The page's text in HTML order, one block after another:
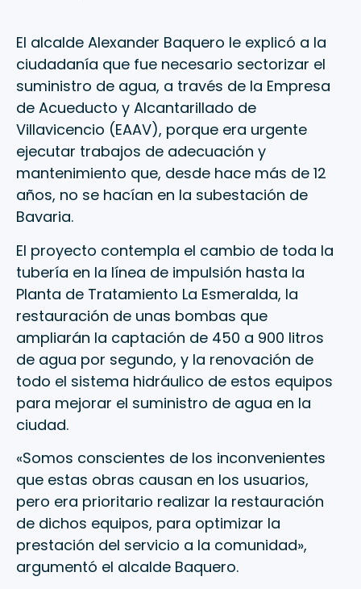
El alcalde Alexander Baquero le explicó a la
ciudadanía que fue necesario sectorizar el
suministro de agua, a través de la Empresa
de Acueducto y Alcantarillado de
Villavicencio (EAAV), porque era urgente
ejecutar trabajos de adecuación y
mantenimiento que, desde hace más de 12
años, no se hacían en la subestación de
Bavaria.
El proyecto contempla el cambio de toda la
tubería en la línea de impulsión hasta la
Planta de Tratamiento La Esmeralda, la
restauración de unas bombas que
ampliarán la captación de 450 a 900 litros
de agua por segundo, y la renovación de
todo el sistema hidráulico de estos equipos
para mejorar el suministro de agua en la
ciudad.
«Somos conscientes de los inconvenientes
que estas obras causan en los usuarios,
pero era prioritario realizar la restauración
de dichos equipos, para optimizar la
prestación del servicio a la comunidad»,
argumentó el alcalde Baquero.